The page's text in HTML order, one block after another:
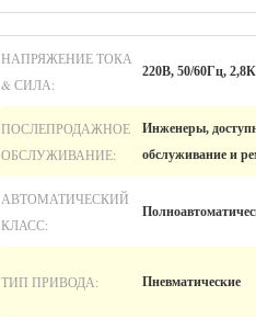
НАПРЯЖЕНИЕ ТОКА
& СИЛА:
220В, 50/60Гц,
ПОСЛЕПРОДАЖНОЕ
ОБСЛУЖИВАНИЕ:
Инженеры,
обслуживание и
АВТОМАТИЧЕСКИЙ
КЛАСС:
ТИП ПРИВОДА: Пневматические